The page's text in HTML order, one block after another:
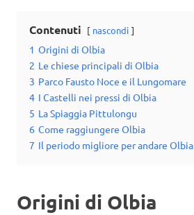
Contenuti nascondi
1 Origini di Olbia
2 Le chiese principali di Olbia
3 Parco Fausto Noce e il Lungomare
4 I Castelli nei pressi di Olbia
5 La Spiaggia Pittulongu
6 Come raggiungere Olbia
7 Il periodo migliore per andare Olbia
Origini di Olbia